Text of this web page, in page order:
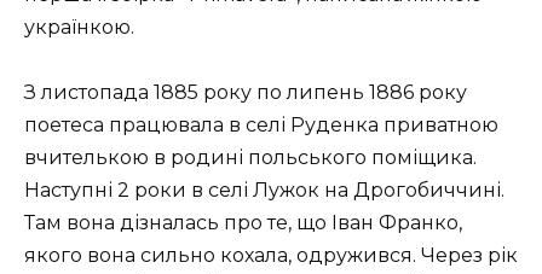
українкою.
З листопада 1885 року по липень 1886 року
поетеса працювала в селі Руденка приватною
вчителькою в родині польського поміщика.
Наступні 2 роки в селі Лужок на Дрогобиччині.
Там вона дізналась про те, що Іван Франко,
якого вона сильно кохала, одружився. Через рік